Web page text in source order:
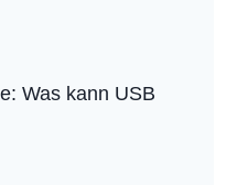
Was kann USB